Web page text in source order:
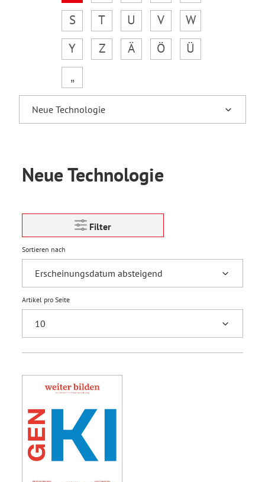
S
T U V
W
Y
Z Ä Ö
Ü
„
Neue Technologie
Filter
Sortieren nach
Artikel pro Seite